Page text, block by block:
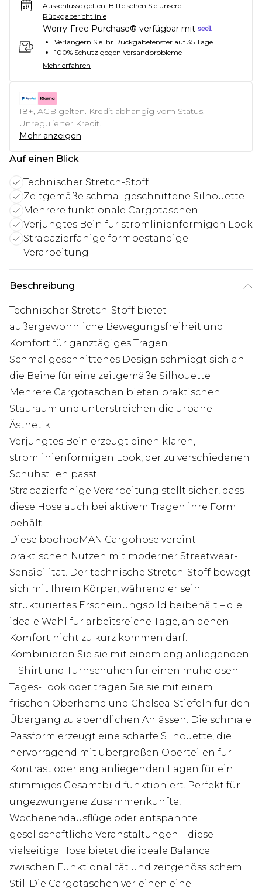
Ausschlüsse gelten. Bitte sehen Sie unsere
Rückgaberichtlinie
Worry-Free Purchase® verfügbar mit
Verlängern Sie Ihr Rückgabefenster auf 35 Tage
100% Schutz gegen Versandprobleme
Mehr erfahren
18+, AGB gelten. Kredit abhängig vom Status.
Unregulierter Kredit.
Mehr anzeigen
Auf einen Blick
Technischer Stretch-Stoff
Zeitgemäße schmal geschnittene Silhouette
Mehrere funktionale Cargotaschen
Verjüngtes Bein für stromlinienförmigen Look
Strapazierfähige formbeständige
Verarbeitung
Beschreibung
Technischer Stretch-Stoff bietet
außergewöhnliche Bewegungsfreiheit und
Komfort für ganztägiges Tragen
Schmal geschnittenes Design schmiegt sich an
die Beine für eine zeitgemäße Silhouette
Mehrere Cargotaschen bieten praktischen
Stauraum und unterstreichen die urbane
Ästhetik
Verjüngtes Bein erzeugt einen klaren,
stromlinienförmigen Look, der zu verschiedenen
Schuhstilen passt
Strapazierfähige Verarbeitung stellt sicher, dass
diese Hose auch bei aktivem Tragen ihre Form
behält
Diese boohooMAN Cargohose vereint
praktischen Nutzen mit moderner Streetwear-
Sensibilität. Der technische Stretch-Stoff bewegt
sich mit Ihrem Körper, während er sein
strukturiertes Erscheinungsbild beibehält – die
ideale Wahl für arbeitsreiche Tage, an denen
Komfort nicht zu kurz kommen darf.
Kombinieren Sie sie mit einem eng anliegenden
T-Shirt und Turnschuhen für einen mühelosen
Tages-Look oder tragen Sie sie mit einem
frischen Oberhemd und Chelsea-Stiefeln für den
Übergang zu abendlichen Anlässen. Die schmale
Passform erzeugt eine scharfe Silhouette, die
hervorragend mit übergroßen Oberteilen für
Kontrast oder eng anliegenden Lagen für ein
stimmiges Gesamtbild funktioniert. Perfekt für
ungezwungene Zusammenkünfte,
Wochenendausflüge oder entspannte
gesellschaftliche Veranstaltungen – diese
vielseitige Hose bietet die ideale Balance
zwischen Funktionalität und zeitgenössischem
Stil. Die Cargotaschen verleihen eine